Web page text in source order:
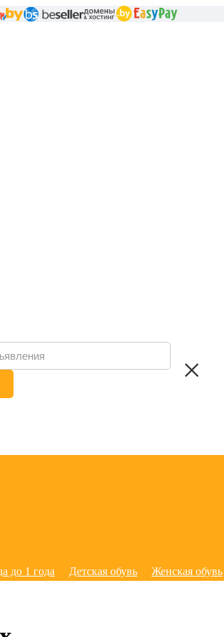
до 1 года Детская обувь Женская обувь